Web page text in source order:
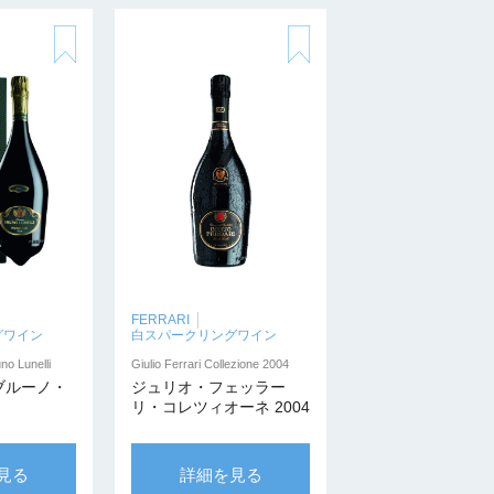
イン
Lunelli
ーノ・
る
FERRARI
白スパークリングワイン
Giulio Ferrari Collezione 2004
ジュリオ・フェッラー
リ・コレツィオーネ 2004
詳細を見る